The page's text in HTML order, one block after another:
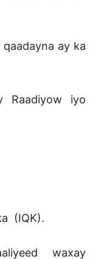
qaadayna ay ka
Raadiyow iyo
(IQK).
waxay